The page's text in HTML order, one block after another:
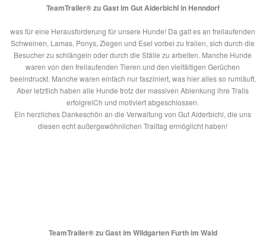
TeamTrailer® zu Gast im Gut Aiderbichl in Henndorf
was für eine Herausforderung für unsere Hunde! Da galt es an freilaufenden
Schweinen, Lamas, Ponys, Ziegen und Esel vorbei zu trailen, sich durch die
Besucher zu schlängeln oder durch die Ställe zu arbeiten. Manche Hunde
waren von den freilaufenden Tieren und den vielfältigen Gerüchen
beeindruckt. Manche waren einfach nur fasziniert, was hier alles so rumläuft.
Aber letztlich haben alle Hunde trotz der massiven Ablenkung ihre Trails
erfolgreiCh und motiviert abgeschlossen.
Ein herzliches Dankeschön an die Verwaltung von Gut Aiderbichl, die uns
diesen echt außergewöhnlichen Trailtag ermöglicht haben!
TeamTrailer® zu Gast im Wildgarten Furth im Wald